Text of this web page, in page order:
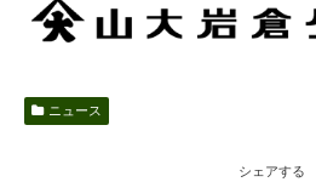
ニュース
シェアする